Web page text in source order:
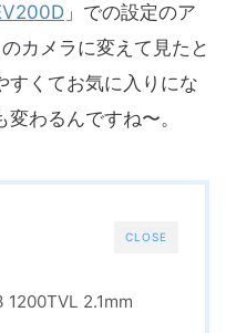
」での設定のア
カメラに変えて見たと
すくてお気に入りにな
わるんですね〜。
CLOSE
2.1mm